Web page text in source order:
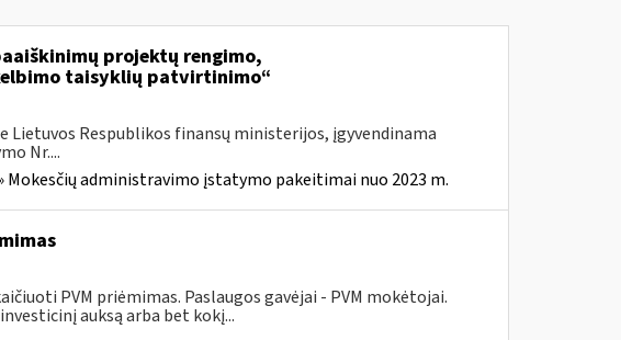
projektų rengimo,
taisyklių patvirtinimo“
Respublikos finansų ministerijos, įgyvendinama
Nr....
Mokesčių administravimo įstatymo pakeitimai nuo 2023 m.
PVM priėmimas. Paslaugos gavėjai - PVM mokėtojai.
auksą arba bet kokį...